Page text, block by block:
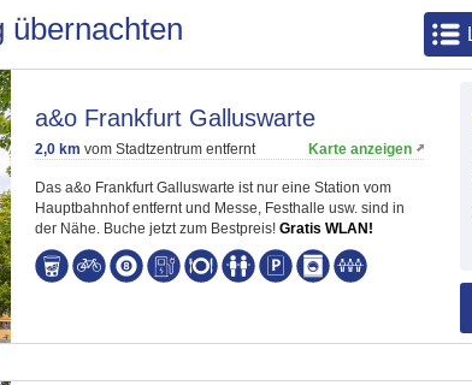
übernachten
a&o Frankfurt Galluswarte
2,0 km vom Stadtzentrum entfernt Karte anzeigen
Das a&o Frankfurt Galluswarte ist nur eine Station vom
Hauptbahnhof entfernt und Messe, Festhalle usw. sind in
der Nähe. Buche jetzt zum Bestpreis! Gratis WLAN!